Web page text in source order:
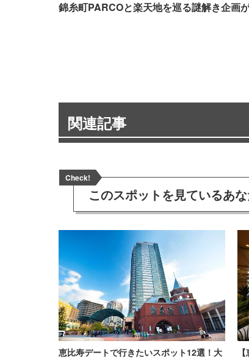
錦糸町PARCOと楽天地を巡る謎解き企画
関連記事
Check!
このスポットを見ているあ
恵比寿デートで行きたいスポット12選！大